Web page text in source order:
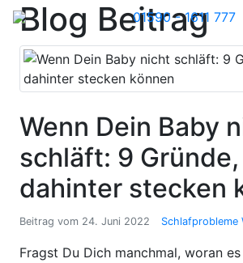
01590 - 1611 777
Blog Beitrag
Wenn Dein Baby
schläft: 9
dahinter stecken
Beitrag vom 24. Juni 2022 Schlafprobleme
Fragst Du Dich manchmal, woran